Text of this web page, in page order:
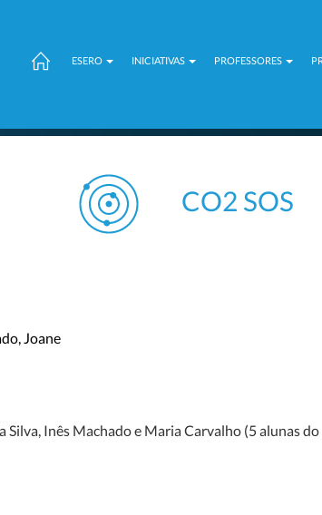
ESERO INICIATIVAS PROFESSORES
CO2 SOS
Joane
Inês Machado e Maria Carvalho (5 alunas do